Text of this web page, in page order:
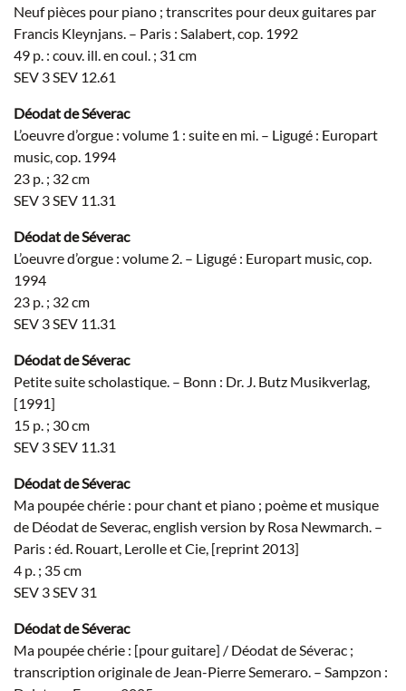
Neuf pièces pour piano ; transcrites pour deux guitares par
Francis Kleynjans. – Paris : Salabert, cop. 1992
49 p. : couv. ill. en coul. ; 31 cm
SEV 3 SEV 12.61
Déodat de Séverac
L’oeuvre d’orgue : volume 1 : suite en mi. – Ligugé : Europart
music, cop. 1994
23 p. ; 32 cm
SEV 3 SEV 11.31
Déodat de Séverac
L’oeuvre d’orgue : volume 2. – Ligugé : Europart music, cop.
1994
23 p. ; 32 cm
SEV 3 SEV 11.31
Déodat de Séverac
Petite suite scholastique. – Bonn : Dr. J. Butz Musikverlag,
[1991]
15 p. ; 30 cm
SEV 3 SEV 11.31
Déodat de Séverac
Ma poupée chérie : pour chant et piano ; poème et musique
de Déodat de Severac, english version by Rosa Newmarch. –
Paris : éd. Rouart, Lerolle et Cie, [reprint 2013]
4 p. ; 35 cm
SEV 3 SEV 31
Déodat de Séverac
Ma poupée chérie : [pour guitare] / Déodat de Séverac ;
transcription originale de Jean-Pierre Semeraro. – Sampzon :